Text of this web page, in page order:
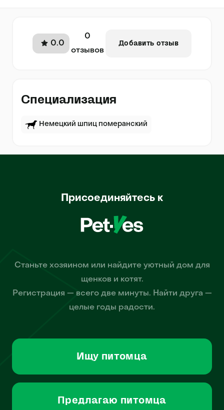
0.0
0
отзывов
Добавить отзыв
Специализация
Немецкий шпиц померанский
Присоединяйтесь к
Станьте хозяином или найдите уютный дом для
щенков и котят.
Регистрация — всего две минуты. Найти друга —
целые годы радости.
Ищу питомца
Предлагаю питомца